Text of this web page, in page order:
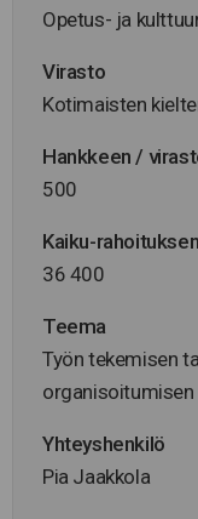
Opetus- ja
Virasto
Kotimaisten
Hankkeen /
500
Kaiku-
36 400
Teema
Työn tekemisen
Yhteyshenkilö
Pia Jaakkola